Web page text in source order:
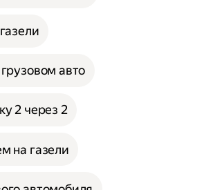
авто
2 через 2
на газели